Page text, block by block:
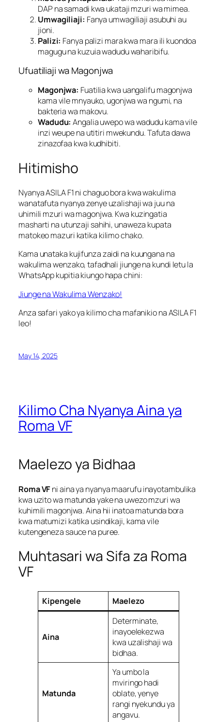
DAP na samadi kwa ukataji mzuri wa mimea.
Umwagiliaji: Fanya umwagiliaji asubuhi au
jioni.
Palizi: Fanya palizi mara kwa mara ili kuondoa
magugu na kuzuia wadudu waharibifu.
Ufuatiliaji wa Magonjwa
Magonjwa: Fuatilia kwa uangalifu magonjwa
kama vile mnyauko, ugonjwa wa ngumi, na
bakteria wa makovu.
Wadudu: Angalia uwepo wa wadudu kama vile
inzi weupe na utitiri mwekundu. Tafuta dawa
zinazofaa kwa kudhibiti.
Hitimisho
Nyanya ASILA F1 ni chaguo bora kwa wakulima
wanatafuta nyanya zenye uzalishaji wa juu na
uhimili mzuri wa magonjwa. Kwa kuzingatia
masharti na utunzaji sahihi, unaweza kupata
matokeo mazuri katika kilimo chako.
Kama unataka kujifunza zaidi na kuungana na
wakulima wenzako, tafadhali jiunge na kundi letu la
WhatsApp kupitia kiungo hapa chini:
Jiunge na Wakulima Wenzako!
Anza safari yako ya kilimo cha mafanikio na ASILA F1
leo!
May 14, 2025
Kilimo Cha Nyanya Aina ya
Roma VF
Maelezo ya Bidhaa
Roma VFni aina ya nyanya maarufu inayotambulika
kwa uzito wa matunda yake na uwezo mzuri wa
kuhimili magonjwa. Aina hii inatoa matunda bora
kwa matumizi katika usindikaji, kama vile
kutengeneza sauce na puree.
Muhtasari wa Sifa za Roma
VF
Kipengele Maelezo
Aina
Determinate,
inayoelekezwa
kwa uzalishaji wa
bidhaa.
Matunda
Ya umbo la
mviringo hadi
oblate, yenye
rangi nyekundu ya
angavu.